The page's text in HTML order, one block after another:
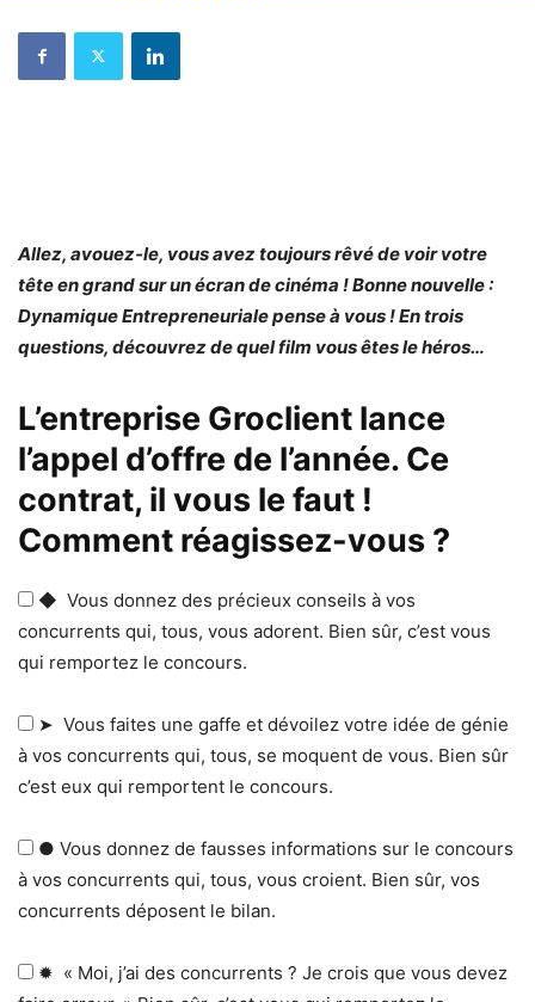
Allez, avouez-le, vous avez toujours rêvé de voir votre
tête en grand sur un écran de cinéma ! Bonne nouvelle :
Dynamique Entrepreneuriale pense à vous ! En trois
questions, découvrez de quel film vous êtes le héros…
L’entreprise Groclient lance
l’appel d’offre de l’année. Ce
contrat, il vous le faut !
Comment réagissez-vous ?
◆ Vous donnez des précieux conseils à vos
concurrents qui, tous, vous adorent. Bien sûr, c’est vous
qui remportez le concours.
➤ Vous faites une gaffe et dévoilez votre idée de génie
à vos concurrents qui, tous, se moquent de vous. Bien sûr
c’est eux qui remportent le concours.
● Vous donnez de fausses informations sur le concours
à vos concurrents qui, tous, vous croient. Bien sûr, vos
concurrents déposent le bilan.
✹ « Moi, j’ai des concurrents ? Je crois que vous devez